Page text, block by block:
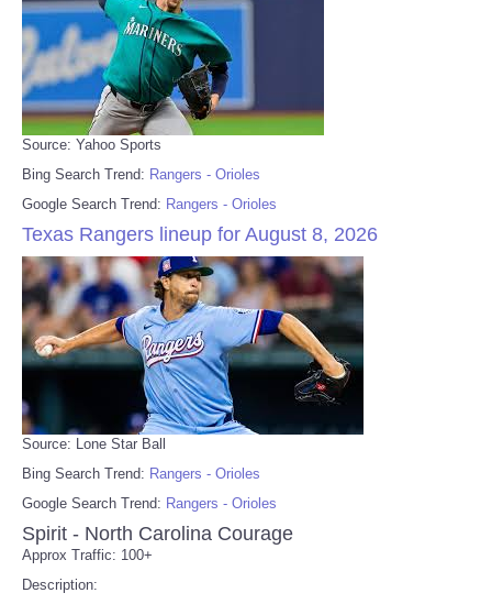
Source: Yahoo Sports
Bing Search Trend: Rangers - Orioles
Google Search Trend: Rangers - Orioles
Texas Rangers lineup for August 8, 2026
Source: Lone Star Ball
Bing Search Trend: Rangers - Orioles
Google Search Trend: Rangers - Orioles
Spirit - North Carolina Courage
Approx Traffic: 100+
Description: